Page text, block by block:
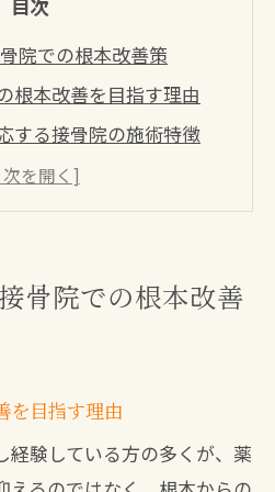
目次
院での根本改善策
根本改善を目指す理由
する接骨院の施術特徴
る接骨院の頭痛対策とは
が提案する頭痛ケア法
接骨院ならではの施術
の頭痛施術体験談に注目
行う頭痛治療のポイント
い接骨院施術の特徴とは
骨院での根本改善
を目指す理由
経験している方の多くが、薬